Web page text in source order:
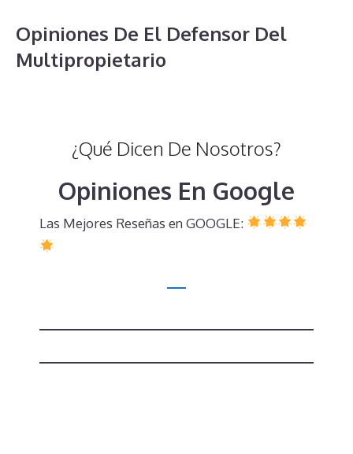
Opiniones De El Defensor Del
Multipropietario
¿Qué Dicen De Nosotros?
Opiniones En Google
Las Mejores Reseñas en GOOGLE: